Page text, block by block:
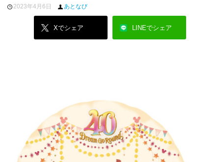
2023年4月6日 あとなび
Xでシェア LINEでシェア